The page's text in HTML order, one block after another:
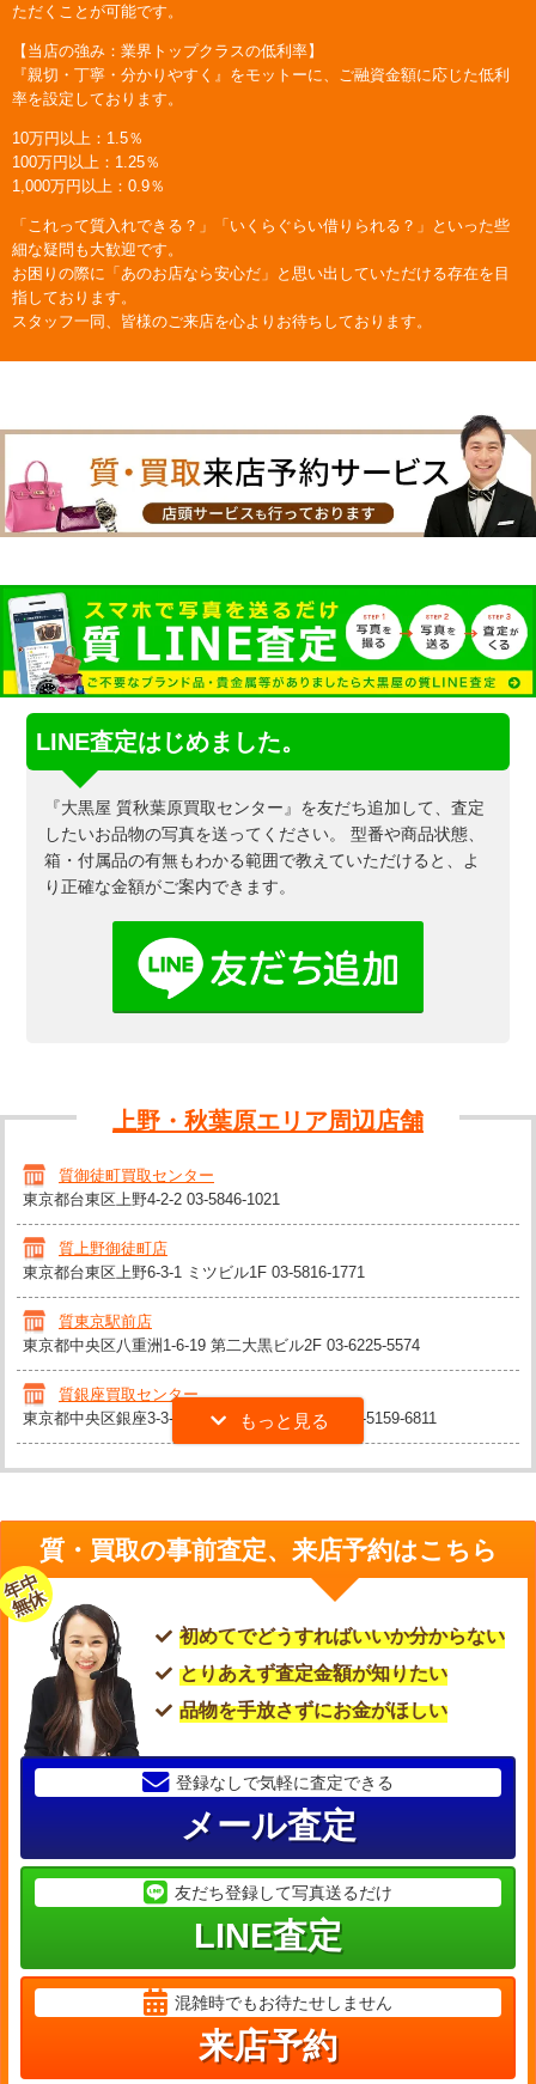
ただくことが可能です。
【当店の強み：業界トップクラスの低利率】
『親切・丁寧・分かりやすく』をモットーに、ご融資金額に応じた低利
率を設定しております。
10万円以上：1.5％
100万円以上：1.25％
1,000万円以上：0.9％
「これって質入れできる？」「いくらぐらい借りられる？」といった些
細な疑問も大歓迎です。
お困りの際に「あのお店なら安心だ」と思い出していただける存在を目
指しております。
スタッフ一同、皆様のご来店を心よりお待ちしております。
LINE査定はじめました。
『大黒屋 質秋葉原買取センター』を友だち追加して、査定
したいお品物の写真を送ってください。
型番や商品状態、
箱・付属品の有無もわかる範囲で教えていただけると、よ
り正確な金額がご案内できます。
上野・秋葉原エリア周辺店舗
質御徒町買取センター
東京都台東区上野4-2-2 03-5846-1021
質上野御徒町店
東京都台東区上野6-3-1 ミツビル1F 03-5816-1771
質東京駅前店
東京都中央区八重洲1-6-19 第二大黒ビル2F 03-6225-5574
質銀座買取センター
東京都中央区銀座3-3-7 サカイリ9ビル1F-B1F
03-5159-6811
質・買取の事前査定、来店予約はこちら
年中
無休
初めてでどうすればいいか分からない
とりあえず査定金額が知りたい
品物を手放さずにお金がほしい
登録なしで気軽に査定できる
メール査定
友だち登録して写真送るだけ
LINE査定
混雑時でもお待たせしません
来店予約